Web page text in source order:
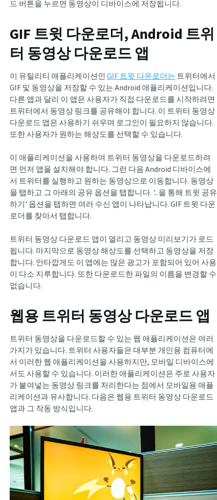
드 버튼을 누르면 동영상이 디바이스에 저장됩니다.
GIF 트윗 다운로더, Android 트위
터 동영상 다운로드 앱
이 유틸리티 애플리케이션인 GIF 트윗 다운로더는 트위터에서
GIF 및 동영상을 저장할 수 있는 Android 애플리케이션입니다.
다른 앱과 달리 이 앱은 사용자가 직접 다운로드를 시작하려면
트위터에서 동영상 링크를 공유해야 합니다. 이 트위터 동영상
다운로드 앱은 사용하기 쉬우며 로그인이 필요하지 않습니다.
또한 사용자가 원하는 해상도를 선택할 수 있습니다.
이 애플리케이션을 사용하여 트위터 동영상을 다운로드하려
면 먼저 앱을 설치해야 합니다. 그런 다음 Android 디바이스에
서 트위터를 실행하고 원하는 동영상으로 이동합니다. 동영상
을 탭하고 그 아래의 공유 옵션을 탭합니다. '...을 통해 트윗 공유
하기' 옵션을 탭하면 여러 수신 앱이 나타납니다. GIF 트윗 다운
로더를 찾아서 탭합니다.
트위터 동영상 다운로드 앱이 열리고 동영상 미리보기가 로드
됩니다. 마지막으로 동영상 해상도를 선택하고 동영상을 저장
합니다. 안타깝게도 이 앱에는 많은 광고가 포함되어 있어 사용
이 다소 지루합니다. 또한 다운로드한 파일의 이름을 변경할 수
없습니다.
웹용 트위터 동영상 다운로드 앱
트위터 동영상을 다운로드할 수 있는 웹 애플리케이션은 여러
가지가 있습니다. 트위터 사용자들은 대부분 개인용 컴퓨터에
서 이러한 웹 애플리케이션을 사용하지만, 모바일 디바이스에
서도 사용할 수 있습니다. 이러한 애플리케이션은 주로 사용자
가 붙여넣는 동영상 링크를 처리한다는 점에서 모바일용 애플
리케이션과 유사합니다. 다음은 웹용 트위터 동영상 다운로드
앱과 그 작동 방식입니다.